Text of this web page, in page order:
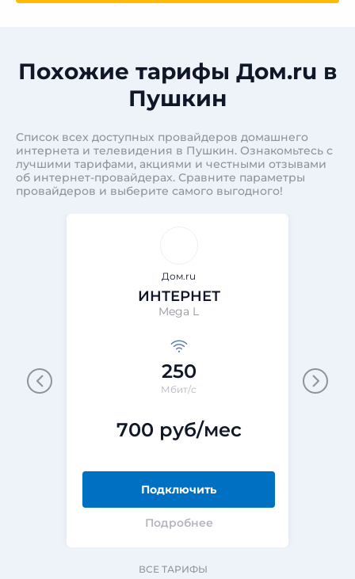
Похожие тарифы Дом.ru в
Пушкин
Список всех доступных провайдеров домашнего
интернета и телевидения в Пушкин. Ознакомьтесь с
лучшими тарифами, акциями и честными отзывами
об интернет-провайдерах. Сравните параметры
провайдеров и выберите самого выгодного!
Дом.ru
ИНТЕРНЕТ
Mega L
250
Мбит/с
700 руб/мес
Подключить
Подробнее
ВСЕ ТАРИФЫ